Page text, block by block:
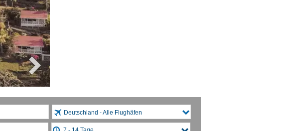
Deutschland - Alle Flughäfen